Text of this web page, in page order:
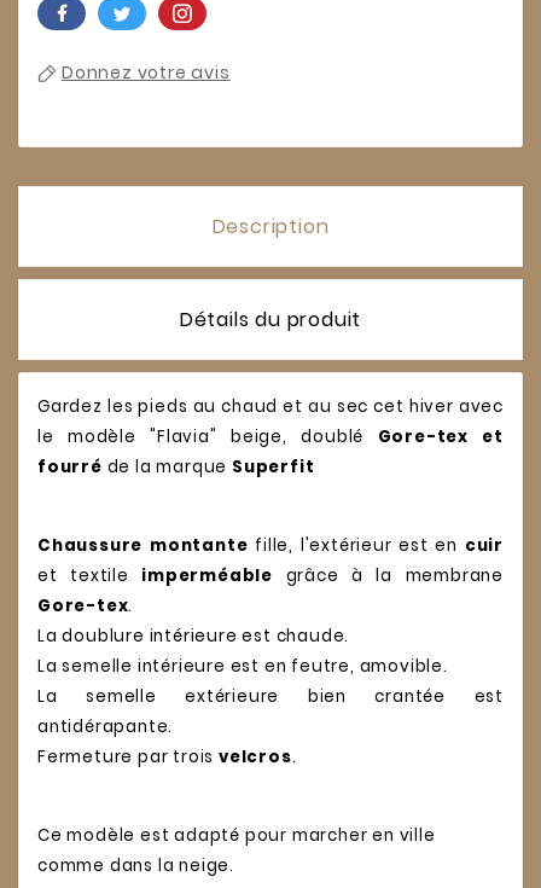
Donnez votre avis
Description
Détails du produit
Gardez les pieds au chaud et au sec cet hiver avec
le modèle "Flavia" beige, doublé Gore-tex et
fourré de la marque Superfit
Chaussure montante fille, l'extérieur est en cuir
et textile imperméable grâce à la membrane
Gore-tex.
La doublure intérieure est chaude.
La semelle intérieure est en feutre, amovible.
La semelle extérieure bien crantée est
antidérapante.
Fermeture par trois velcros.
Ce modèle est adapté pour marcher en ville
comme dans la neige.